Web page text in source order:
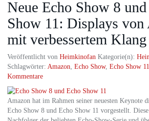
Neue Echo Show 8
Show 11: Displays von
mit verbessertem
Veröffentlicht von Heimkinofan Kategorie(n):
Schlagwörter: Amazon, Echo Show, Echo Show 11
Kommentare
Amazon hat im Rahmen seiner neuesten Keynote
Echo Show 8 und Echo Show 11 vorgestellt.